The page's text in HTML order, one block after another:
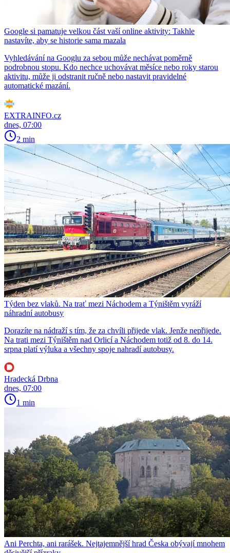
Google si pamatuje velkou část vaší online aktivity: Takhle
nastavíte, aby se historie sama mazala
Vyhledávání na Googlu za sebou může nechávat poměrně
podrobnou stopu. Kdo nechce uchovávat měsíce nebo roky starou
aktivitu, může ji odstranit ručně nebo nastavit pravidelné
automatické mazání.
EXTRAINFO.cz
dnes, 07:00
2 min
Týden bez vlaků. Na trať mezi Náchodem a Týništěm vyráží
náhradní autobusy
Dorazíte na nádraží s tím, že za chvíli přijede vlak. Jenže nepřijede.
Na trati mezi Týništěm nad Orlicí a Náchodem totiž od 8. do 14.
srpna platí výluka a všechny spoje nahradí autobusy.
Hradecká Drbna
dnes, 07:00
1 min
Ani Perchta, ani rarášek. Nejtajemnější hrad Česka obývají mnohem